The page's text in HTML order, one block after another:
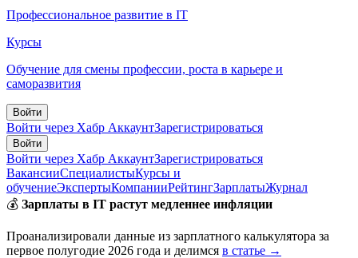
Профессиональное развитие в IT
Курсы
Обучение для смены профессии, роста в карьере и
саморазвития
Войти
Войти через Хабр АккаунтЗарегистрироваться
Войти
Войти через Хабр АккаунтЗарегистрироваться
ВакансииСпециалистыКурсы и
обучениеЭкспертыКомпанииРейтингЗарплатыЖурнал
💰 Зарплаты в IT растут медленнее инфляции
Проанализировали данные из зарплатного калькулятора за
первое полугодие 2026 года и делимся в статье →